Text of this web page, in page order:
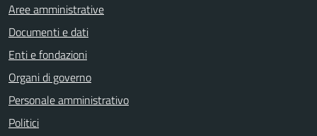
Aree amministrative
Documenti e dati
Enti e fondazioni
Organi di governo
Personale amministrativo
Politici